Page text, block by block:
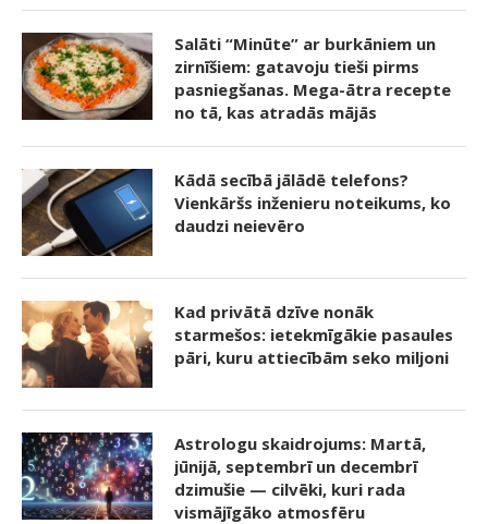
Salāti “Minūte” ar burkāniem un
zirnīšiem: gatavoju tieši pirms
pasniegšanas. Mega-ātra recepte
no tā, kas atradās mājās
Kādā secībā jālādē telefons?
Vienkāršs inženieru noteikums, ko
daudzi neievēro
Kad privātā dzīve nonāk
starmešos: ietekmīgākie pasaules
pāri, kuru attiecībām seko miljoni
Astrologu skaidrojums: Martā,
jūnijā, septembrī un decembrī
dzimušie — cilvēki, kuri rada
vismājīgāko atmosfēru